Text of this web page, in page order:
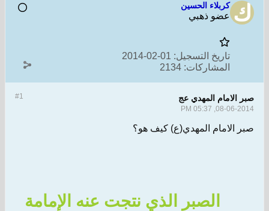
كربلاء الحسين
عضو ذهبي
تاريخ التسجيل: 01-02-2014
المشاركات: 2134
#1 صبر الامام المهدي عج
08-06-2014, 05:37 PM
صبر الامام المهدي(ع) كيف هو؟
الصبر الذي نتجت عنه الإمامة